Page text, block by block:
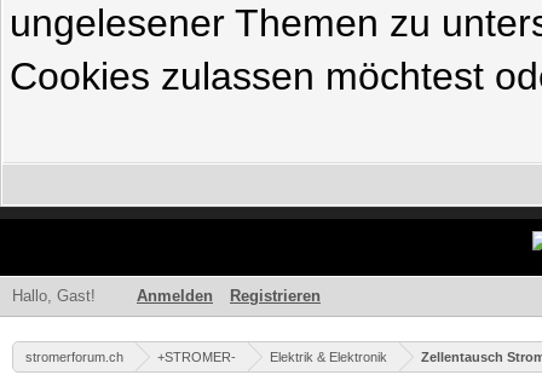
ungelesener Themen zu
Cookies zulassen möchtest
Hallo, Gast! Anmelden Registrieren
stromerforum.ch +STROMER- Elektrik & Elektronik Zellentausch